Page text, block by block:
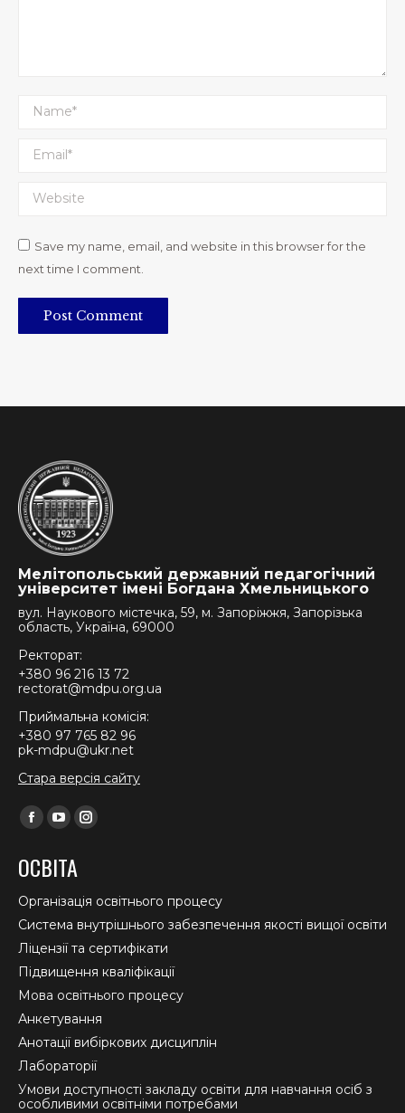
Name *
Email *
Website
Save my name, email, and website in this browser for the
next time I comment.
Post Comment
Мелітопольський державний педагогічний
університет імені Богдана Хмельницького
вул. Наукового містечка, 59, м. Запоріжжя, Запорізька
область, Україна, 69000
Ректорат:
+380 96 216 13 72
rectorat@mdpu.org.ua
Приймальна комісія:
+380 97 765 82 96
pk-mdpu@ukr.net
Стара версія сайту
Find us on:
Facebook
opens
in
new
window
YouTube
opens
in
new
window
Instagram
in
new
window
ОСВІТА
Організація освітнього процесу
Система внутрішнього забезпечення якості вищої освіти
Ліцензії та сертифікати
Підвищення кваліфікації
Мова освітнього процесу
Анкетування
Анотації вибіркових дисциплін
Лабораторії
Умови доступності закладу освіти для навчання осіб з
особливими освітніми потребами